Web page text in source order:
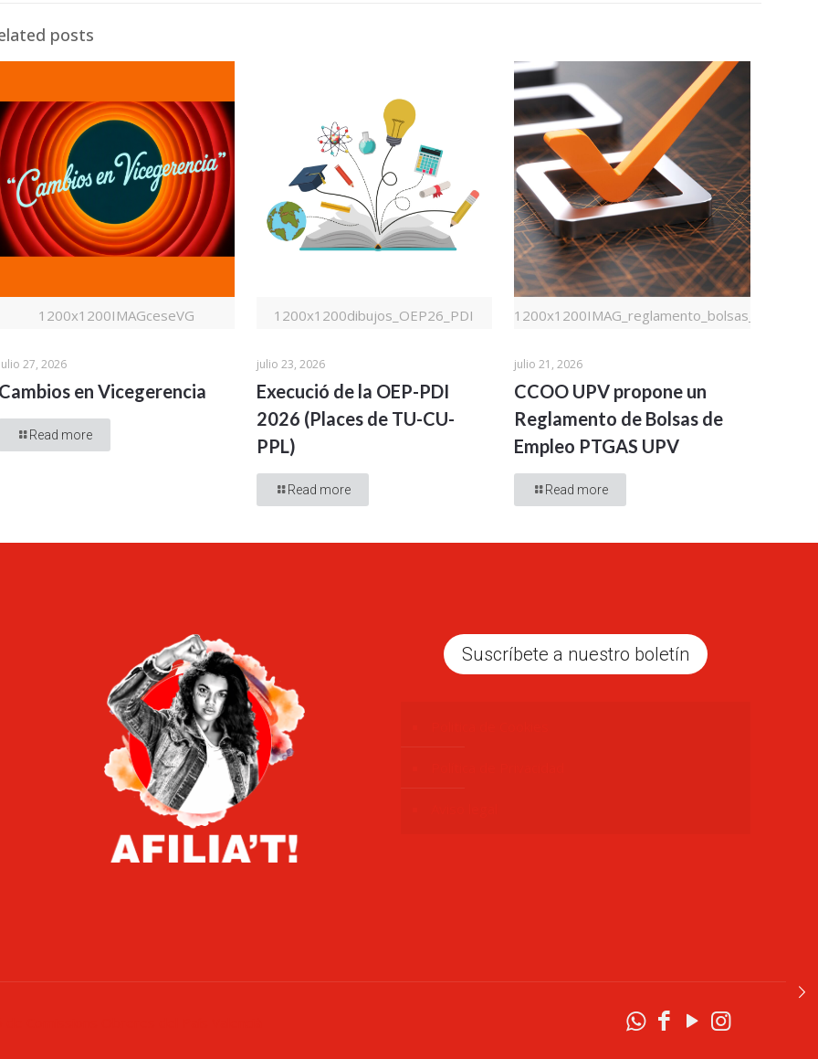
posts
1200x1200IMAGceseVG
27, 2026
en Vicegerencia
Read more
1200x1200dibujos_OEP26_PDI
julio 23, 2026
Execució de la OEP-PDI
2026 (Places de TU-CU-
PPL)
Read more
julio 21, 2026
CCOO UPV propone un
Reglamento de Bolsas de
Empleo PTGAS UPV
Read more
Suscríbete a nuestro boletín